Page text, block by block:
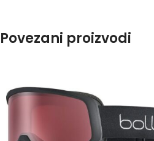
Povezani proizvodi